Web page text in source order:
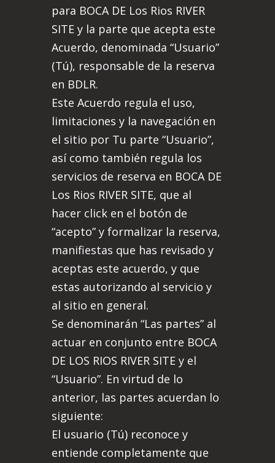
para BOCA DE Los Rios RIVER
SITE y la parte que acepta este
Acuerdo, denominada “Usuario”
(Tú), responsable de la reserva
en BDLR.
Este Acuerdo regula el uso,
limitaciones y la navegación en
el sitio por Tu parte “Usuario”,
así como también regula los
servicios de reserva en BOCA DE
Los Rios RIVER SITE, que al
hacer click en el botón de
“acepto” y formalizar la reserva,
manifiestas que has revisado y
aceptas este acuerdo, y que
estas autorizando al servicio y
al sitio en general.
Se denominarán “Las partes” al
actuar en conjunto entre BOCA
DE LOS RIOS RIVER SITE y el
“Usuario”. En virtud de lo
anterior, las partes acuerdan lo
siguiente:
El usuario (Tú) reconoce y
entiende completamente que